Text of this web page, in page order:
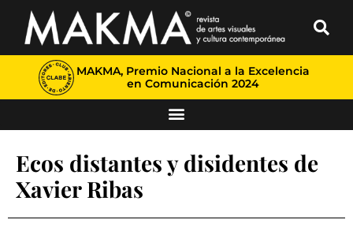
MAKMA, Premio Nacional a la Excelencia
en Comunicación 2024
Ecos distantes y disidentes de
Xavier Ribas